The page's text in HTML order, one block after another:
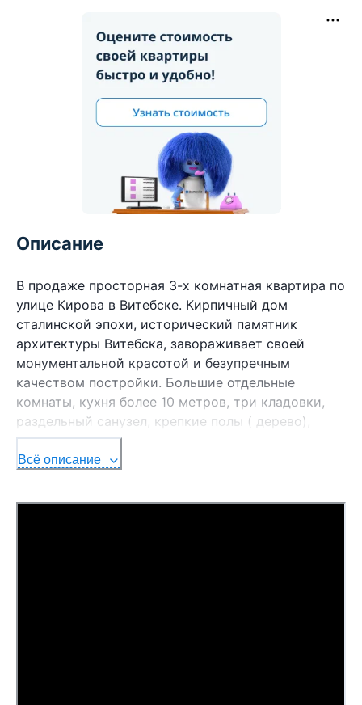
Описание
В продаже просторная 3-х комнатная квартира по
улице Кирова в Витебске. Кирпичный дом
сталинской эпохи, исторический памятник
архитектуры Витебска, завораживает своей
монументальной красотой и безупречным
качеством постройки. Большие отдельные
комнаты, кухня более 10 метров, три кладовки,
раздельный санузел, крепкие полы ( дерево),
высокие потолки, престижный 2- ой этаж и т.д.
Вся инфраструктура, отличное транспортное
телефону. Договор №223/19 от 01.10.2025 ОДО
Всё описание